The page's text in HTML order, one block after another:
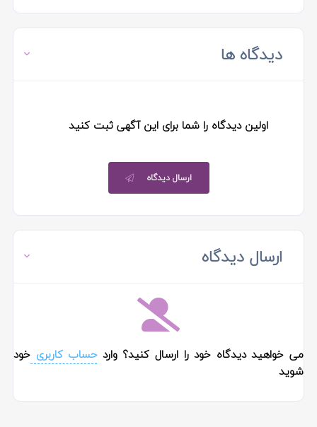
دیدگاه ها
اولین دیدگاه را شما برای این آگهی ثبت کنید
ارسال دیدگاه
ارسال دیدگاه
می خواهید دیدگاه خود را ارسال کنید؟ واردحساب کاربریخود
شوید